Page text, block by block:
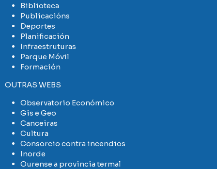
Biblioteca
Publicacións
Deportes
Planificación
Infraestruturas
Parque Móvil
Formación
OUTRAS WEBS
Observatorio Económico
Gis e Geo
Canceiras
Cultura
Consorcio contra incendios
Inorde
Ourense a provincia termal